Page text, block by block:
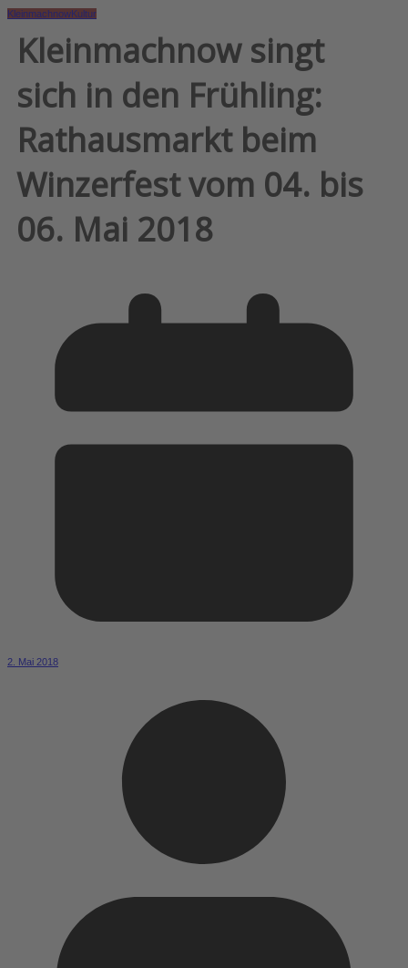
KleinmachnowKultur
Kleinmachnow singt
sich in den Frühling:
Rathausmarkt beim
Winzerfest vom 04. bis
06. Mai 2018
2. Mai 2018